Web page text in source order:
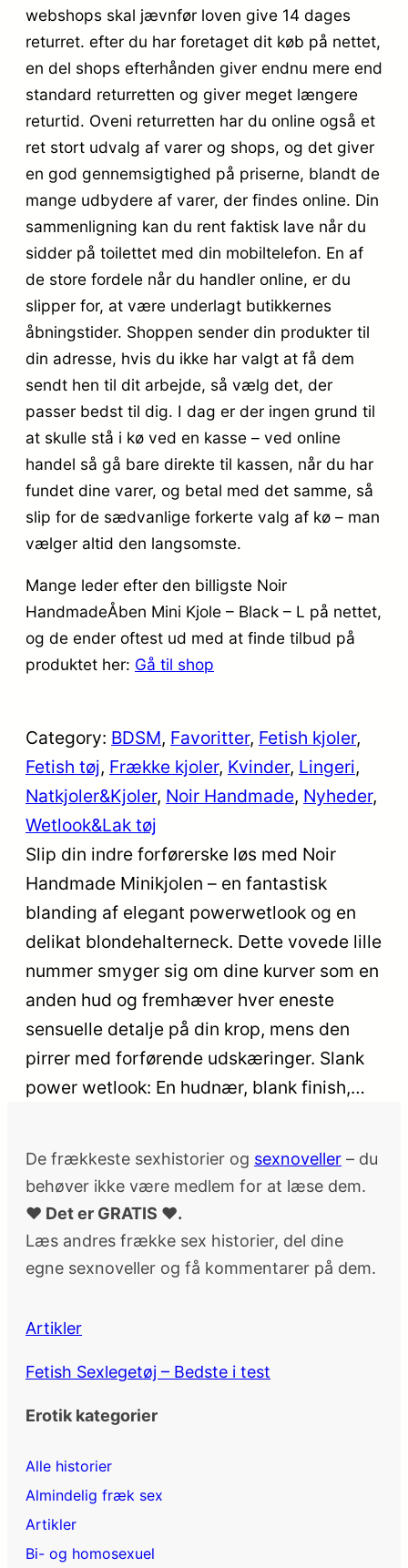
webshops skal jævnfør loven give 14 dages
returret. efter du har foretaget dit køb på nettet,
en del shops efterhånden giver endnu mere end
standard returretten og giver meget længere
returtid. Oveni returretten har du online også et
ret stort udvalg af varer og shops, og det giver
en god gennemsigtighed på priserne, blandt de
mange udbydere af varer, der findes online. Din
sammenligning kan du rent faktisk lave når du
sidder på toilettet med din mobiltelefon. En af
de store fordele når du handler online, er du
slipper for, at være underlagt butikkernes
åbningstider. Shoppen sender din produkter til
din adresse, hvis du ikke har valgt at få dem
sendt hen til dit arbejde, så vælg det, der
passer bedst til dig. I dag er der ingen grund til
at skulle stå i kø ved en kasse – ved online
handel så gå bare direkte til kassen, når du har
fundet dine varer, og betal med det samme, så
slip for de sædvanlige forkerte valg af kø – man
vælger altid den langsomste.
Mange leder efter den billigste Noir
HandmadeÅben Mini Kjole – Black – L på nettet,
og de ender oftest ud med at finde tilbud på
produktet her: Gå til shop
Category: BDSM, Favoritter, Fetish kjoler
Fetish tøj, Frække kjoler, Kvinder, Lingeri
Natkjoler&Kjoler, Noir Handmade, Nyheder
Wetlook&Lak tøj
Slip din indre forførerske løs med Noir
Handmade Minikjolen – en fantastisk
blanding af elegant powerwetlook og en
delikat blondehalterneck. Dette vovede lille
nummer smyger sig om dine kurver som en
anden hud og fremhæver hver eneste
sensuelle detalje på din krop, mens den
pirrer med forførende udskæringer. Slank
power wetlook: En hudnær, blank finish,…
De frækkeste sexhistorier og sexnoveller – du
behøver ikke være medlem for at læse dem.
♥ Det er GRATIS ♥.
Læs andres frække sex historier, del dine
egne sexnoveller og få kommentarer på dem.
Artikler
Fetish Sexlegetøj – Bedste i test
Erotik kategorier
Alle historier
Almindelig fræk sex
Artikler
Bi- og homosexuel